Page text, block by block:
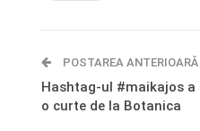
POSTAREA ANTERIOARĂ
Hashtag-ul #maikajos
o curte de la Botanica